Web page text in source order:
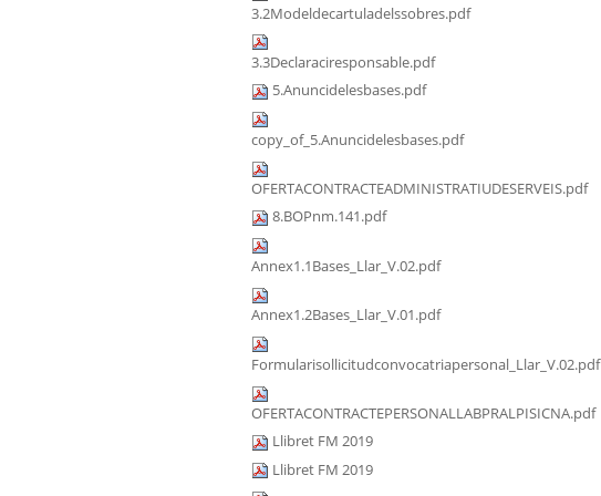
3.2Modeldecartuladelssobres.pdf
3.3Declaraciresponsable.pdf
5.Anuncidelesbases.pdf
copy_of_5.Anuncidelesbases.pdf
OFERTACONTRACTEADMINISTRATIUDESERVEIS.pdf
8.BOPnm.141.pdf
Annex1.1Bases_Llar_V.02.pdf
Annex1.2Bases_Llar_V.01.pdf
Formularisollicitudconvocatriapersonal_Llar_V.02.pdf
OFERTACONTRACTEPERSONALLABPRALPISICNA.pdf
Llibret FM 2019
Llibret FM 2019